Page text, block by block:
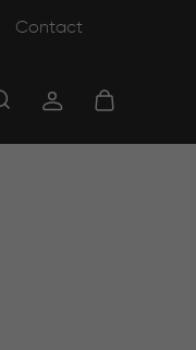
Contact